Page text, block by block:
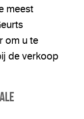
meest
om u te
de verkoop